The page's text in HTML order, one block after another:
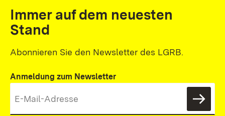
Immer auf dem neuesten
Stand
Abonnieren Sie den Newsletter des LGRB.
Anmeldung zum Newsletter